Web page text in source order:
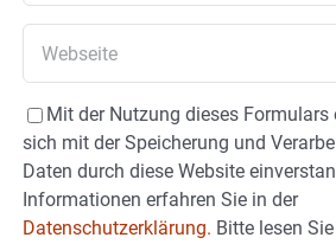
Mit der Nutzung dieses Formulars
sich mit der Speicherung und
Daten durch diese Website
Informationen erfahren Sie in der
Datenschutzerklärung. Bitte lesen